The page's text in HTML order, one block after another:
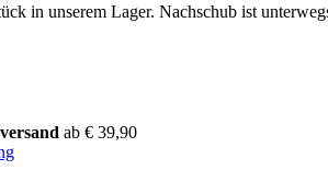
in unserem Lager. Nachschub ist
ab € 39,90